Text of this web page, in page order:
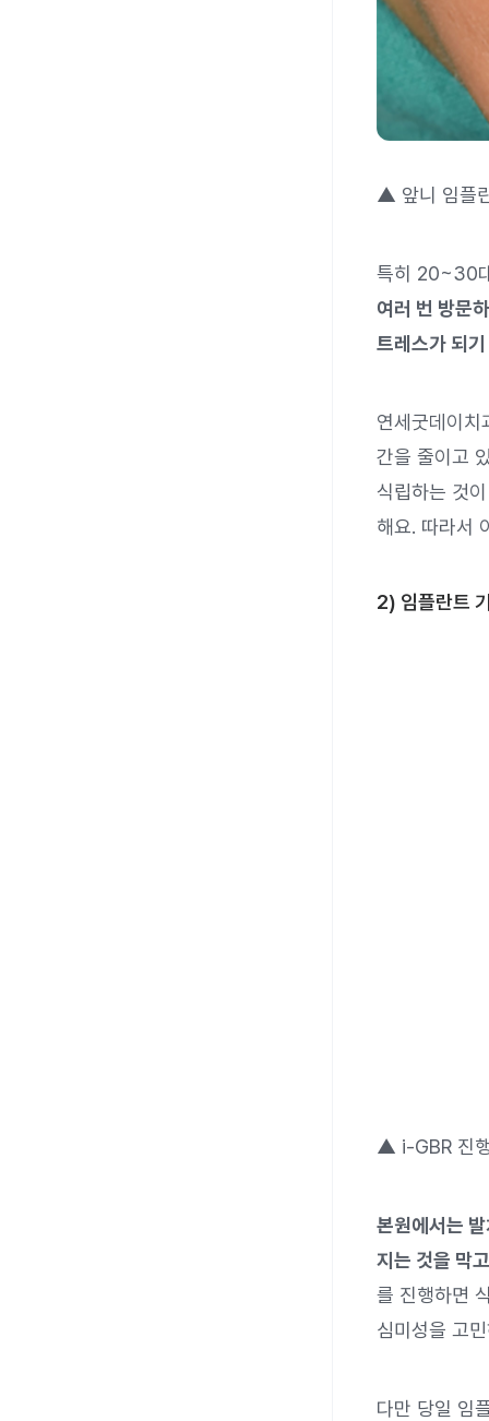
▲ 앞니 임플
특히 20~30
여러 번 방문
트레스가 되
연세굿데이
간을 줄이고
식립하는 것
해요. 따라서
2) 임플란트
▲ i-GBR 진
본원에서는
지는 것을 막
를 진행하면
심미성을 고
다만 당일 임